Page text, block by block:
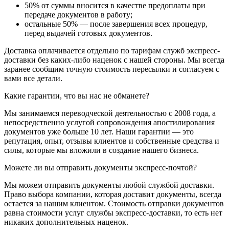
50% от суммы вносится в качестве предоплаты при
передаче документов в работу;
остальные 50% — после завершения всех процедур,
перед выдачей готовых документов.
Доставка оплачивается отдельно по тарифам служб экспресс-
доставки без каких-либо наценок с нашей стороны. Мы всегда
заранее сообщим точную стоимость пересылки и согласуем с
вами все детали.
Какие гарантии, что вы нас не обманете?
Мы занимаемся переводческой деятельностью с 2008 года, а
непосредственно услугой сопровождения апостилирования
документов уже больше 10 лет. Наши гарантии — это
репутация, опыт, отзывы клиентов и собственные средства и
силы, которые мы вложили в создание нашего бизнеса.
Можете ли вы отправить документы экспресс-почтой?
Мы можем отправить документы любой службой доставки.
Право выбора компании, которая доставит документы, всегда
остается за нашим клиентом. Стоимость отправки документов
равна стоимости услуг службы экспресс-доставки, то есть нет
никаких дополнительных наценок.